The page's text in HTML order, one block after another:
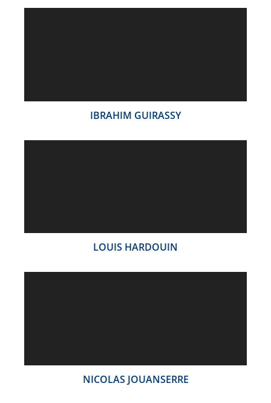
IBRAHIM GUIRASSY
LOUIS HARDOUIN
NICOLAS JOUANSERRE